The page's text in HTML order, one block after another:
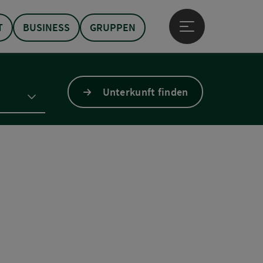
BUSINESS GRUPPEN
Hauptmenü öffnen
Unterkunft finden